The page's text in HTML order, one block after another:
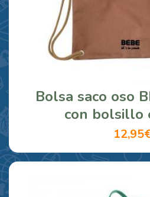
Bolsa saco oso
con bolsillo